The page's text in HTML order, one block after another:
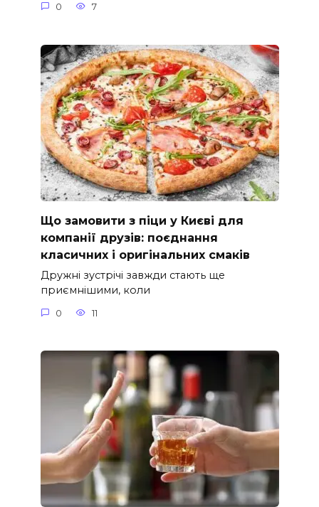
0 7
Що замовити з піци у Києві для
компанії друзів: поєднання
класичних і оригінальних смаків
Дружні зустрічі завжди стають ще
приємнішими, коли
0 11